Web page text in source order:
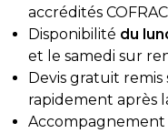
accrédités COFRAC
Disponibilité du
et le samedi sur
Devis gratuit
rapidement après
Accompagnement